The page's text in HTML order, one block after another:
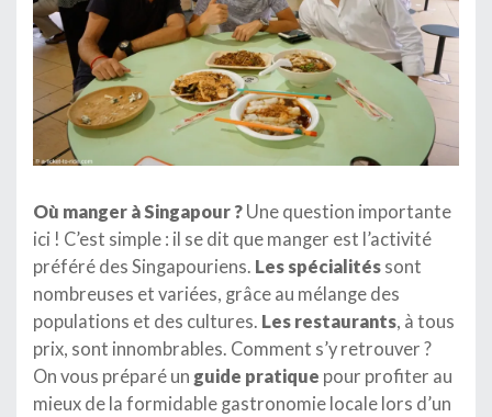
Où manger à Singapour ? Une question importante
ici ! C’est simple : il se dit que manger est l’activité
préféré des Singapouriens. Les spécialités sont
nombreuses et variées, grâce au mélange des
populations et des cultures. Les restaurants, à tous
prix, sont innombrables. Comment s’y retrouver ?
On vous préparé un guide pratique pour profiter au
mieux de la formidable gastronomie locale lors d’un